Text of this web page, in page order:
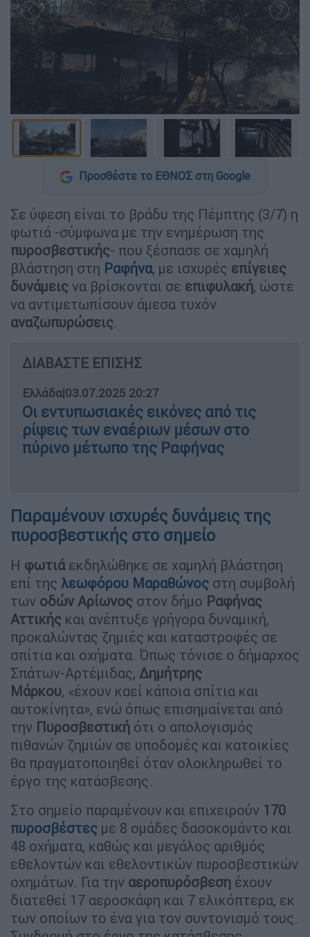
Προσθέστε το ΕΘΝΟΣ στη Google
Σε ύφεση είναι το βράδυ της Πέμπτης (3/7) η
φωτιά -σύμφωνα με την ενημέρωση της
πυροσβεστικής- που ξέσπασε σε χαμηλή
βλάστηση στη Ραφήνα, με ισχυρές επίγειες
δυνάμεις να βρίσκονται σε επιφυλακή, ώστε
να αντιμετωπίσουν άμεσα τυχόν
αναζωπυρώσεις.
ΔΙΑΒΑΣΤΕ ΕΠΙΣΗΣ
Ελλάδα|03.07.2025 20:27
Οι εντυπωσιακές εικόνες από τις
ρίψεις των εναέριων μέσων στο
πύρινο μέτωπο της Ραφήνας
Παραμένουν ισχυρές δυνάμεις της
πυροσβεστικής στο σημείο
Η φωτιάεκδηλώθηκε σε χαμηλή βλάστηση
επί της λεωφόρου Μαραθώνος στη συμβολή
των οδών Αρίωνος στον δήμο Ραφήνας
Αττικής και ανέπτυξε γρήγορα δυναμική,
προκαλώντας ζημιές και καταστροφές σε
σπίτια και οχήματα. Όπως τόνισε ο δήμαρχος
Σπάτων-Αρτέμιδας, Δημήτρης
Μάρκου, «έχουν καεί κάποια σπίτια και
αυτοκίνητα», ενώ όπως επισημαίνεται από
την Πυροσβεστική ότι ο απολογισμός
πιθανών ζημιών σε υποδομές και κατοικίες
θα πραγματοποιηθεί όταν ολοκληρωθεί το
έργο της κατάσβεσης.
Στο σημείο παραμένουν και επιχειρούν 170
πυροσβέστες με 8 ομάδες δασοκομάντο και
48 οχήματα, καθώς και μεγάλος αριθμός
εθελοντών και εθελοντικών πυροσβεστικών
οχημάτων. Για την αεροπυρόσβεση έχουν
διατεθεί 17 αεροσκάφη και 7 ελικόπτερα, εκ
των οποίων το ένα για τον συντονισμό τους.